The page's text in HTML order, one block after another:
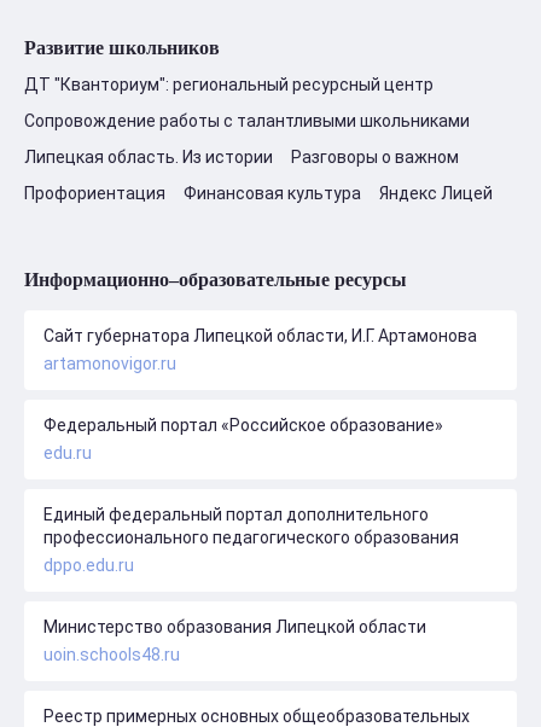
Развитие школьников
ДТ "Кванториум": региональный ресурсный центр
Сопровождение работы с талантливыми школьниками
Липецкая область. Из истории
Разговоры о важном
Профориентация
Финансовая культура Яндекс Лицей
Информационно–образовательные ресурсы
Сайт губернатора Липецкой области, И.Г. Артамонова
artamonovigor.ru
Федеральный портал «Российское образование»
edu.ru
Единый федеральный портал дополнительного
профессионального педагогического образования
dppo.edu.ru
Министерство образования Липецкой области
uoin.schools48.ru
Реестр примерных основных общеобразовательных